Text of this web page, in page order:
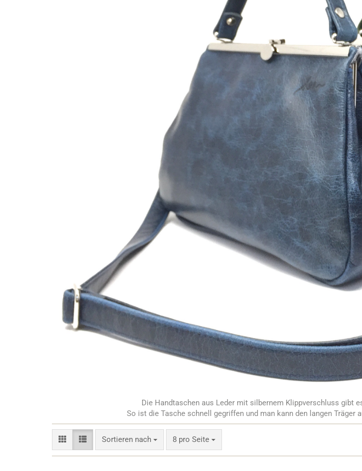
Die Handtaschen aus Leder mit silbernem Klippverschluss gibt
So ist die Tasche schnell gegriffen und man kann den langen Träger
Sortieren nach
Sortieren nach 8 pro Seite
pro Seite